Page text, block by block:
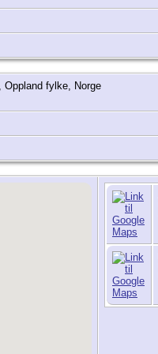
fylke, Norge